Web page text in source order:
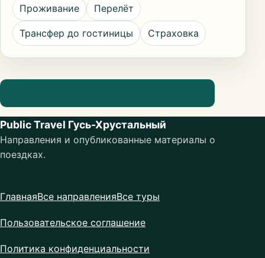
Проживание Перелёт
Трансфер до гостиницы Страховка
Public Travel Гусь-Хрустальный
Направления и опубликованные материалы о
поездках.
ГлавнаяВсе направленияВсе туры
Пользовательское соглашение
Политика конфиденциальности